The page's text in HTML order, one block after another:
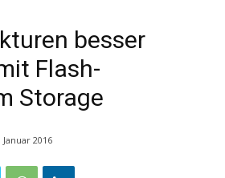
besser
Flash-
Storage
Januar 2016